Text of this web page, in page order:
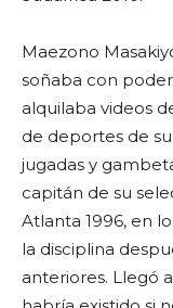
Maezono
soñaba con
alquilaba videos
de deportes de
jugadas y
capitán de su
Atlanta 1996, en
la disciplina
anteriores. Llegó